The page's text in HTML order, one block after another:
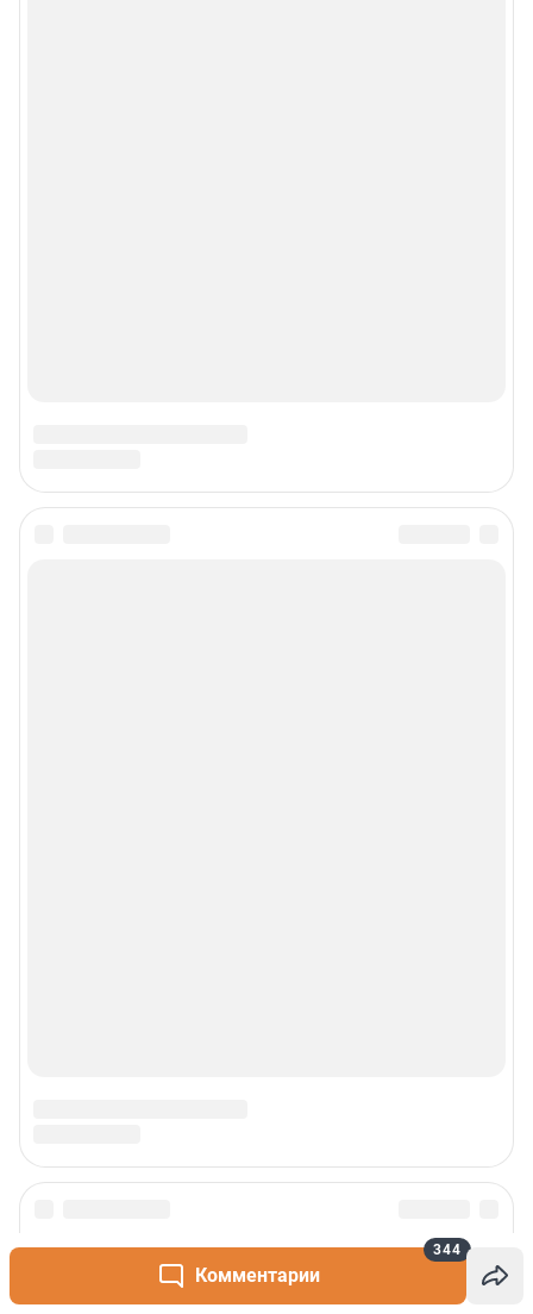
Комментарии
344